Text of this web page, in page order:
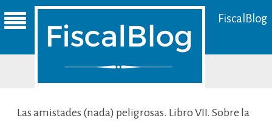
FiscalBlog
Las amistades (nada) peligrosas. Libro VII. Sobre la